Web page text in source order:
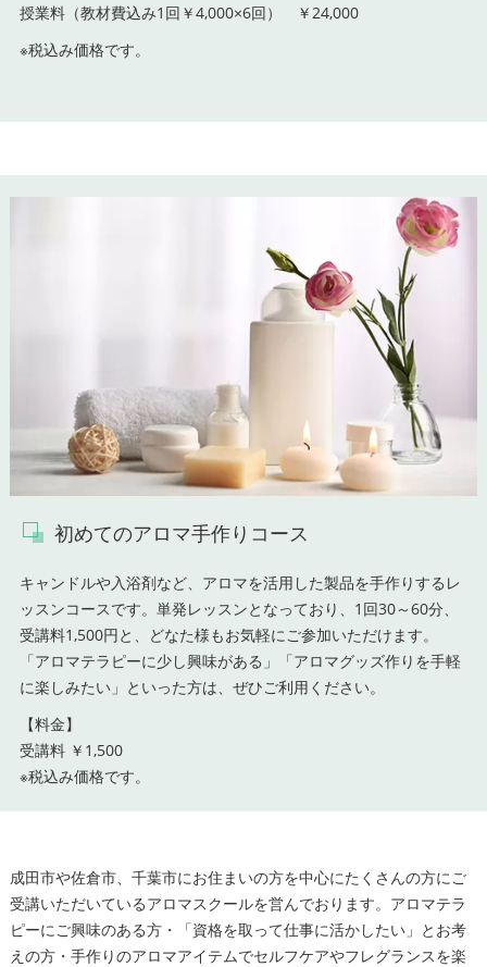
授業料（教材費込み1回￥4,000×6回） ￥24,000
※税込み価格です。
初めてのアロマ手作りコース
キャンドルや入浴剤など、アロマを活用した製品を手作りするレ
ッスンコースです。単発レッスンとなっており、1回30～60分、
受講料1,500円と、どなた様もお気軽にご参加いただけます。
「アロマテラピーに少し興味がある」「アロマグッズ作りを手軽
に楽しみたい」といった方は、ぜひご利用ください。
【料金】
受講料 ￥1,500
※税込み価格です。
成田市や佐倉市、千葉市にお住まいの方を中心にたくさんの方にご
受講いただいているアロマスクールを営んでおります。アロマテラ
ピーにご興味のある方・「資格を取って仕事に活かしたい」とお考
えの方・手作りのアロマアイテムでセルフケアやフレグランスを楽